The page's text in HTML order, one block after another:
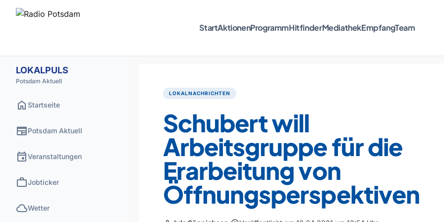
StartAktionenProgrammHitfinderMediathekEmpfangTeam
LOKALPULS
Potsdam Aktuell
home Startseite
newspaperPotsdam Aktuell
eventVeranstaltungen
workJobticker
cloudWetter
LOKALNACHRICHTEN
Schubert will
Arbeitsgruppe für die
Erarbeitung von
Öffnungsperspektiven